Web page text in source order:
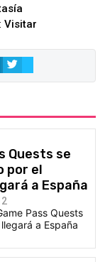
Visitar
Quests se
por el
a España
Pass Quests
a España